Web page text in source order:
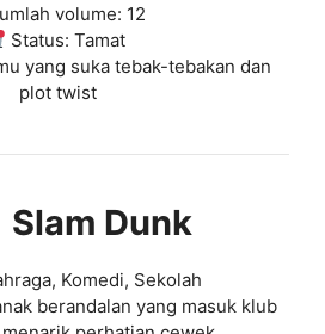
volume: 12
Status: Tamat
yang suka tebak-tebakan dan
plot twist
Slam Dunk
Komedi, Sekolah
berandalan yang masuk klub